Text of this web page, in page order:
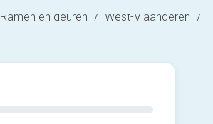
Ramen en deuren / West-Vlaanderen /